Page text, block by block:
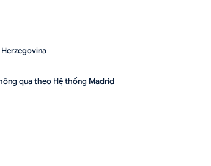
qua theo Hệ thống Madrid
Công ty Luật Việt An